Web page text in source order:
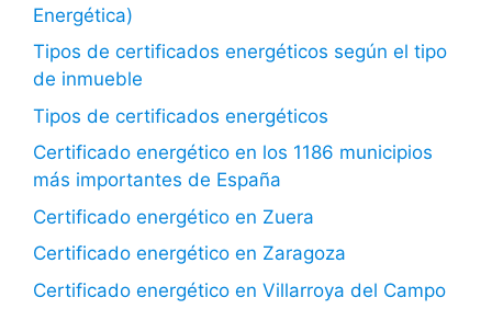
Energética)
Tipos de certificados energéticos según el tipo
de inmueble
Tipos de certificados energéticos
Certificado energético en los 1186 municipios
más importantes de España
Certificado energético en Zuera
Certificado energético en Zaragoza
Certificado energético en Villarroya del Campo